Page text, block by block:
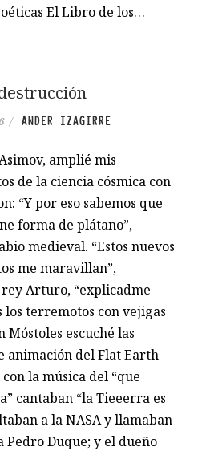
El Libro de los…
/ ANDER IZAGIRRE
amplié mis
de la ciencia cósmica con
“Y por eso sabemos que
forma de plátano”,
medieval. “Estos nuevos
me maravillan”,
Arturo, “explicadme
los terremotos con vejigas
Móstoles escuché las
animación del Flat Earth
la música del “que
cantaban “la Tieeerra es
a la NASA y llamaban
Pedro Duque; y el dueño